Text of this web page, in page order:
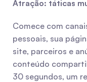
Atração: táticas
Comece com
pessoais, sua
site, parceiros e
conteúdo
30 segundos, um